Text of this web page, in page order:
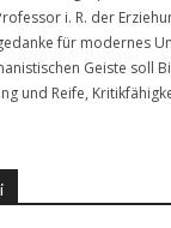
i. R. der
für modernes
Geiste soll
und Reife,